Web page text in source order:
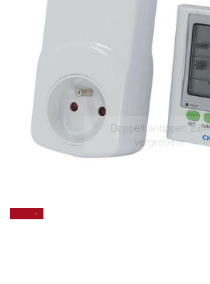
Doppelt antippen zum
vergrößern
-